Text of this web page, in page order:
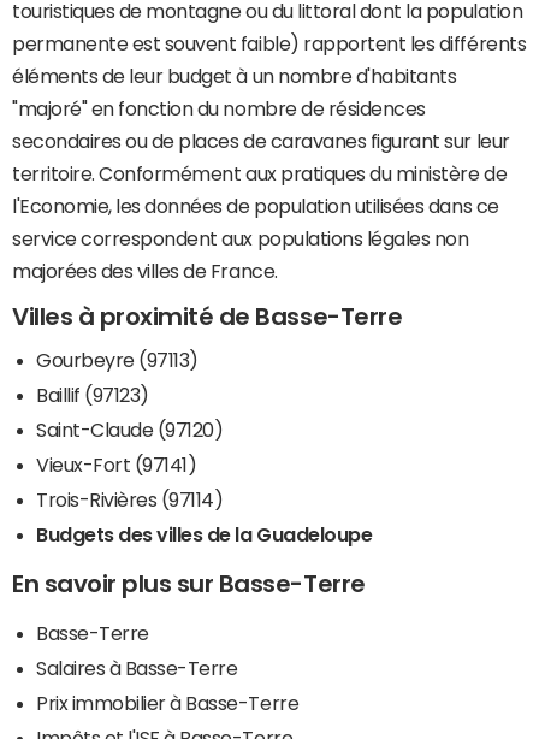
touristiques de montagne ou du littoral dont la population
permanente est souvent faible) rapportent les différents
éléments de leur budget à un nombre d'habitants
"majoré" en fonction du nombre de résidences
secondaires ou de places de caravanes figurant sur leur
territoire. Conformément aux pratiques du ministère de
l'Economie, les données de population utilisées dans ce
service correspondent aux populations légales non
majorées des villes de France.
Villes à proximité de Basse-Terre
Gourbeyre (97113)
Baillif (97123)
Saint-Claude (97120)
Vieux-Fort (97141)
Trois-Rivières (97114)
Budgets des villes de la Guadeloupe
En savoir plus sur Basse-Terre
Basse-Terre
Salaires à Basse-Terre
Prix immobilier à Basse-Terre